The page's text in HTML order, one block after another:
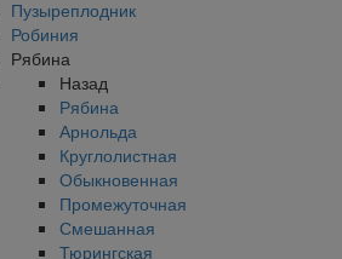
Пузыреплодник
Робиния
Рябина
Назад
Рябина
Арнольда
Круглолистная
Обыкновенная
Промежуточная
Смешанная
Тюрингская